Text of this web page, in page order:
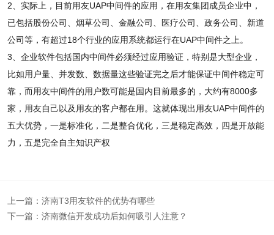
2、实际上，目前用友UAP中间件的应用，在用友集团成员企业中，
已包括股份公司、烟草公司、金融公司、医疗公司、政务公司、新道
公司等，有超过18个行业的应用系统都运行在UAP中间件之上。
3、企业软件包括国内中间件必须经过应用验证，特别是大型企业，
比如用户量、并发数、数据量这些验证完之后才能保证中间件稳定可
靠，而用友中间件的用户数可能是国内目前最多的，大约有8000多
家，用友自己以及用友的客户都在用。这就体现出用友UAP中间件的
五大优势，一是标准化，二是整合优化，三是稳定高效，四是开放能
力，五是完全自主知识产权
上一篇： 济南T3用友软件的优势有哪些
下一篇： 济南微信开发成功后如何吸引人注意？